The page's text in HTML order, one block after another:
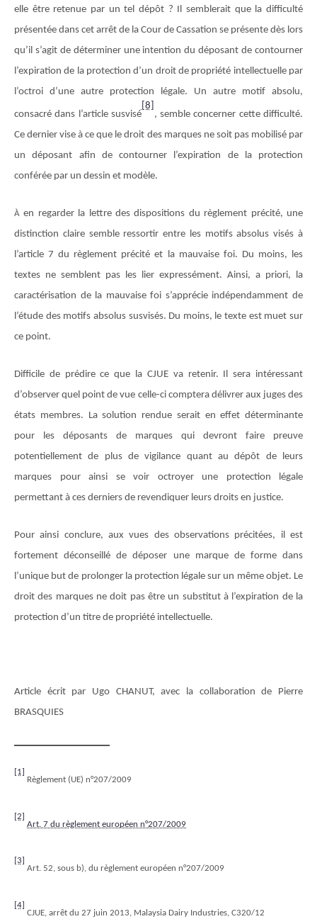
elle être retenue par un tel dépôt ? Il semblerait que la difficulté
présentée dans cet arrêt de la Cour de Cassation se présente dès lors
qu’il s’agit de déterminer une intention du déposant de contourner
l’expiration de la protection d’un droit de propriété intellectuelle par
l’octroi d’une autre protection légale. Un autre motif absolu,
consacré dans l’article susvisé
[8]
, semble concerner cette difficulté.
Ce dernier vise à ce que le droit des marques ne soit pas mobilisé par
un déposant afin de contourner l’expiration de la protection
conférée par un dessin et modèle.
À en regarder la lettre des dispositions du règlement précité, une
distinction claire semble ressortir entre les motifs absolus visés à
l’article 7 du règlement précité et la mauvaise foi. Du moins, les
textes ne semblent pas les lier expressément. Ainsi, a priori, la
caractérisation de la mauvaise foi s’apprécie indépendamment de
l’étude des motifs absolus susvisés. Du moins, le texte est muet sur
ce point.
Difficile de prédire ce que la CJUE va retenir. Il sera intéressant
d’observer quel point de vue celle-ci comptera délivrer aux juges des
états membres. La solution rendue serait en effet déterminante
pour les déposants de marques qui devront faire preuve
potentiellement de plus de vigilance quant au dépôt de leurs
marques pour ainsi se voir octroyer une protection légale
permettant à ces derniers de revendiquer leurs droits en justice.
Pour ainsi conclure, aux vues des observations précitées, il est
fortement déconseillé de déposer une marque de forme dans
l’unique but de prolonger la protection légale sur un même objet. Le
droit des marques ne doit pas être un substitut à l’expiration de la
protection d’un titre de propriété intellectuelle.
Article écrit par Ugo CHANUT, avec la collaboration de Pierre
BRASQUIES
[1]
Règlement (UE) n°207/2009
[2]
Art. 7 du règlement européen n°207/2009
[3]
Art. 52, sous b), du règlement européen n°207/2009
[4]
CJUE, arrêt du 27 juin 2013, Malaysia Dairy Industries, C320/12